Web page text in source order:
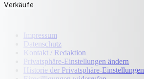
Verkäufe
Impressum
Datenschutz
Kontakt / Redaktion
Privatsphäre-Einstellungen ändern
Historie der Privatsphäre-Einstellungen